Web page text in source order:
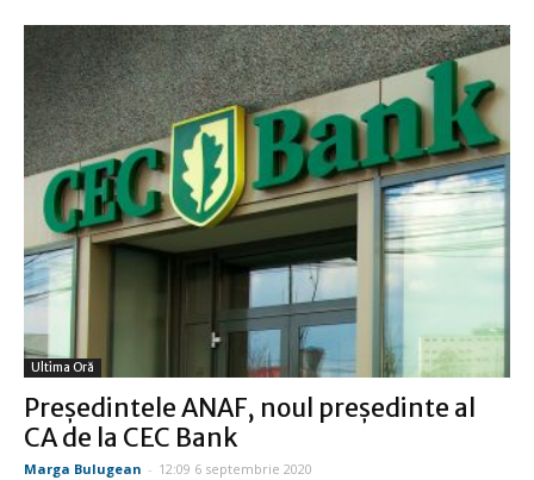
Ultima Oră
Preşedintele ANAF, noul preşedinte al
CA de la CEC Bank
Marga Bulugean - 12:09 6 septembrie 2020